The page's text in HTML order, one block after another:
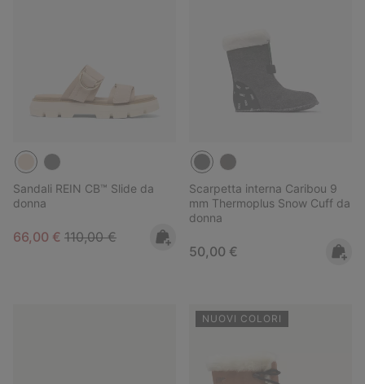
Sandali REIN CB™ Slide da
donna
Sale price:
66,00 € Regular price:
110,00 €
Scarpetta interna Caribou 9
mm Thermoplus Snow Cuff da
donna
Regular price:
50,00 €
NUOVI COLORI